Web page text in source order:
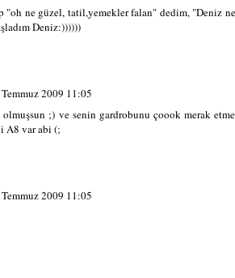
ne güzel, tatil,yemekler falan" dedim, "Deniz
Deniz:))))))
2009 11:05
;) ve senin gardrobunu çoook merak
A8 var abi (;
2009 11:05